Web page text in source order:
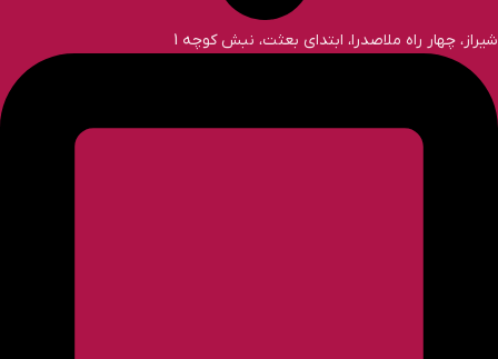
شیراز، چهار راه ملاصدرا، ابتدای بعثت، نبش کوچه 1